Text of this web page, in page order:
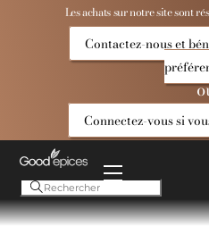
Les achats sur notre site sont
Contactez-nous et
Connectez-vous si
Menu